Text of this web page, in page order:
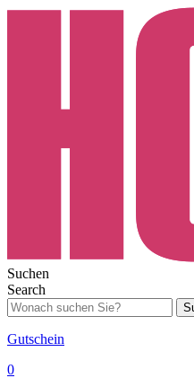
Suchen
Search
Gutschein
0